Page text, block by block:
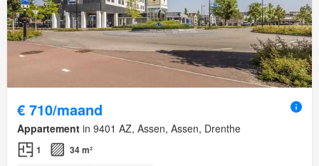
€ 710/maand
Appartement in 9401 AZ, Assen, Assen, Drenthe
1 34 m²